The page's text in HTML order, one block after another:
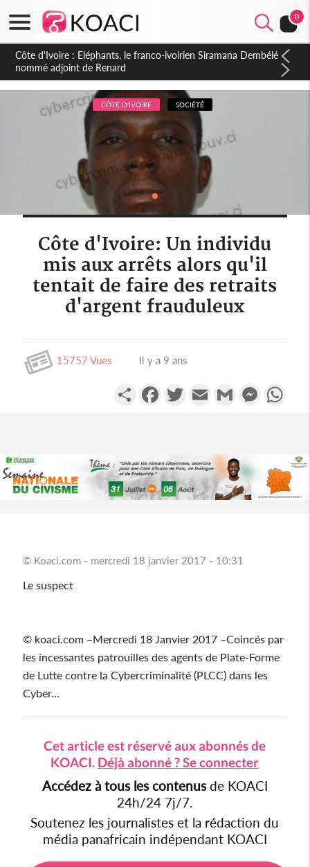
0
Côte d'Ivoire : Eléphants, le franco-ivoirien Siramana Dembélé
nommé adjoint de Renard
Mozambique
Namibie
Niger
Nigeria
Rwanda
Sao Tomé
Sierra Leone
Soudan
Swaziland
Comores
Tunisie
Libye
Soudan du sud
Cedeao
Monde
CÔTE D'IVOIRE SOCIÉTÉ
Côte d'Ivoire: Un individu
mis aux arrêts alors qu'il
tentait de faire des retraits
d'argent frauduleux
15757 Vues Il y a 9 ans
PartagerFacebookTwitterEmail Gmail
© Koaci.com - mercredi 18 janvier 2017 - 10:31
Le suspect
© koaci.com –Mercredi 18 Janvier 2017 –Coincés par
les incessantes patrouilles des agents de Plate-Forme
de Lutte contre la Cybercriminalité (PLCC) dans les
Cyber...
Cet article est réservé aux abonnés de
KOACI. Déjà abonné ? Se connecter
Accédez à tous les contenusde KOACI
24h/24 7j/7.
Soutenez les journalistes et la rédaction du
média panafricain indépendant KOACI